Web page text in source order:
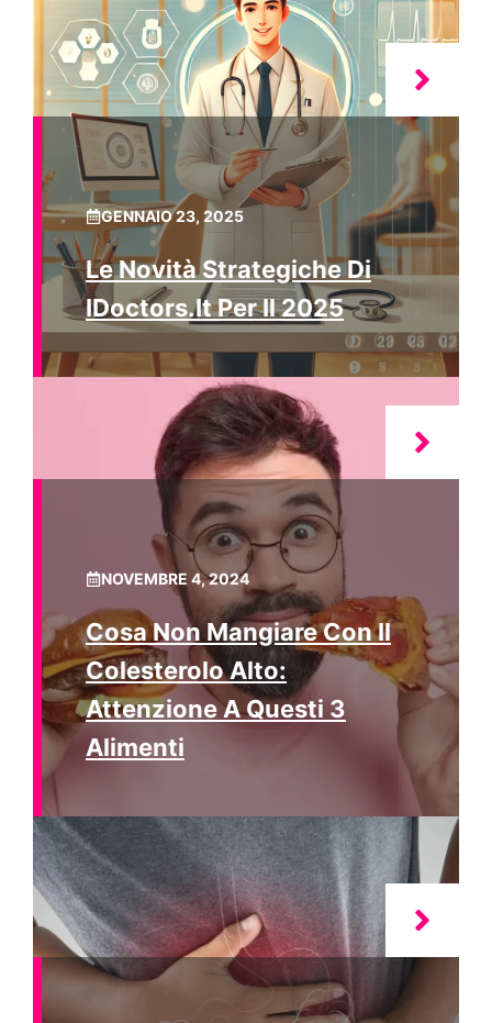
GENNAIO 23, 2025
Le Novità Strategiche Di
IDoctors.it Per Il 2025
NOVEMBRE 4, 2024
Cosa Non Mangiare Con Il
Colesterolo Alto:
Attenzione A Questi 3
Alimenti